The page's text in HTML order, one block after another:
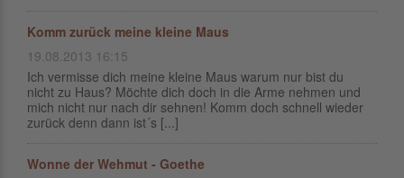
Komm zurück meine kleine Maus
19.08.2013 16:15
Ich vermisse dich meine kleine Maus warum nur bist du
nicht zu Haus? Möchte dich doch in die Arme nehmen und
mich nicht nur nach dir sehnen! Komm doch schnell wieder
zurück denn dann ist´s [...]
Wonne der Wehmut - Goethe